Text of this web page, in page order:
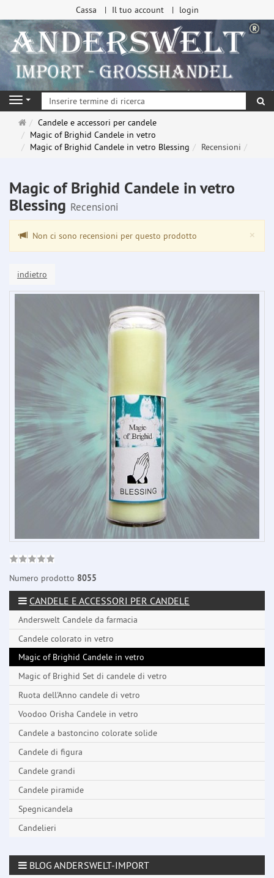
Cassa Il tuo account login
Navigation
Pagina
principale
Candele e accessori per candele
Magic of Brighid Candele in vetro
Magic of Brighid Candele in vetro Blessing
Recensioni
Magic of Brighid Candele in vetro
Blessing Recensioni
×
Non ci sono recensioni per questo prodotto
indietro
Numero prodotto 8055
CANDELE E ACCESSORI PER CANDELE
Anderswelt Candele da farmacia
Candele colorato in vetro
Magic of Brighid Candele in vetro
Magic of Brighid Set di candele di vetro
Ruota dell'Anno candele di vetro
Voodoo Orisha Candele in vetro
Candele a bastoncino colorate solide
Candele di figura
Candele grandi
Candele piramide
Spegnicandela
Candelieri
BLOG ANDERSWELT-IMPORT